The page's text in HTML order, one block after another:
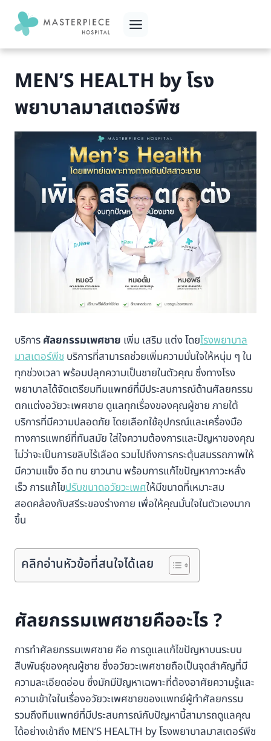
content
MEN’S HEALTH by โรง
พยาบาลมาสเตอร์พีซ
บริการศัลยกรรมเพศชาย เพิ่ม เสริม แต่ง โดยโรงพยาบาล
มาสเตอร์พีชบริการที่สามารถช่วยเพิ่มความมั่นใจให้หนุ่ม ๆ ใน
ทุกช่วงเวลา พร้อมปลุกความเป็นชายในตัวคุณ ซึ่งทางโรง
พยาบาลได้จัดเตรียมทีมแพทย์ที่มีประสบการณ์ด้านศัลยกรรม
ตกแต่งอวัยวะเพศชาย ดูแลทุกเรื่องของคุณผู้ชาย ภายใต้
บริการที่มีความปลอดภัย โดยเลือกใช้อุปกรณ์และเครื่องมือ
ทางการแพทย์ที่ทันสมัย ใส่ใจความต้องการและปัญหาของคุณ
ไม่ว่าจะเป็นการขลิบไร้เลือด รวมไปถึงการกระตุ้นสมรรถภาพให้
มีความแข็ง อึด ทน ยาวนาน พร้อมการแก้ไขปัญหาภาวะหลั่ง
เร็ว การแก้ไขปรับขนาดอวัยวะเพศให้มีขนาดที่เหมาะสม
สอดคล้องกับสรีระของร่างกาย เพื่อให้คุณมั่นใจในตัวเองมาก
ขึ้น
คลิกอ่านหัวข้อที่สนใจได้เลย
ศัลยกรรมเพศชายคืออะไร ?
การทำศัลยกรรมเพศชาย คือ การดูแลแก้ไขปัญหาบนระบบ
สืบพันธุ์ของคุณผู้ชาย ซึ่งอวัยวะเพศชายถือเป็นจุดสำคัญที่มี
ความละเอียดอ่อน ซึ่งมักมีปัญหาเฉพาะที่ต้องอาศัยความรู้และ
ความเข้าใจในเรื่องอวัยวะเพศชายของแพทย์ผู้ทำศัลยกรรม
รวมถึงทีมแพทย์ที่มีประสบการณ์กับปัญหานี้สามารถดูแลคุณ
ได้อย่างเข้าถึง MEN’S HEALTH by โรงพยาบาลมาสเตอร์พีช